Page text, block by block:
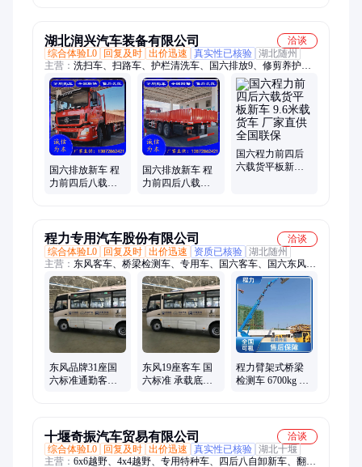
湖北润兴汽车装备有限公司
洽谈
综合体验L0
回复及时 出价迅速 真实性已核验 湖北随州
主营： 洗扫车、扫路车、护栏清洗车、国六排放9、修剪养护
车、光伏板清洗车、洒水车、抑尘车、清洗吸污车、高栏车、
9.6米平板货车、售货车、气瓶车、吸粪车、高压清洗车、除雪
车、雪滚刷、融雪撒布机、除雪铲、随车吊、出口车型、自卸
车、垃圾车、清障车、高速护栏抢修车、高空作业车
国六排放新车 程
力前四后八载货
国六排放新车 程
力前四后八载货 9
国六程力前四后
六载货平板新车
程力专用汽车股份有限公司
洽谈
综合体验L0
回复及时 出价迅速 资质已核验 湖北随州
主营： 东风客车、桥梁检测车、专用车、国六客车、国六东风客
车、职工接送新车、桁架式桥梁检测车、检测车、臂架桥梁检测
车、19-31座客车、通勤车、17座纯电动客车、31座客车、22米
桁架式桥检车、公路桥检修车、19座纯电动客车、19座纯电动公
交、解放牌臂架桥梁检测车、31座中小型客车、中小型客车、小
型客车、桥梁检测臂架车、50座柴油客车、品牌通勤客车、桥检
车
东风品牌31座国
六标准通勤客车 6
东风19座客车 国
六标准 承载底盘
程力臂架式桥梁
检测车 6700kg 总
十堰奇振汽车贸易有限公司
洽谈
综合体验L0
回复及时 出价迅速 真实性已核验 湖北十堰
主营： 6x6越野、4x4越野、专用特种车、四后八自卸新车、翻斗